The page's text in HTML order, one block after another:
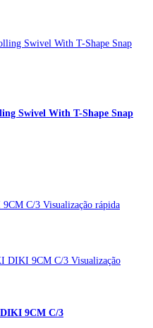
Swivel With T-Shape Snap
Visualização rápida
Visualização
9CM C/3